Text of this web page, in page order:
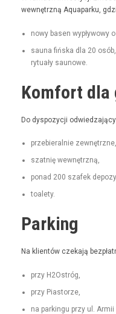
wewnętrzną Aqua­parku,
nowy basen wypły­wowy
sauna fińs­ka dla 20
rytu­ały saunowe.
Komfort dla
Do dys­pozy­cji
prze­bier­al­nie zewnętrzne,
szat­nię wewnętrzną,
pon­ad 200 szafek
toale­ty.
Parking
Na klien­tów czeka­ją
przy H2Ostróg,
przy Pias­torze,
na parkingu przy ul. Armii